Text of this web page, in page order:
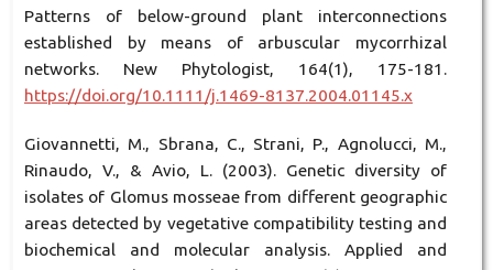
Patterns of below-ground plant interconnections
established by means of arbuscular mycorrhizal
networks. New Phytologist, 164(1), 175-181.
https://doi.org/10.1111/j.1469-8137.2004.01145.x
Giovannetti, M., Sbrana, C., Strani, P., Agnolucci, M.,
Rinaudo, V., & Avio, L. (2003). Genetic diversity of
isolates of Glomus mosseae from different geographic
areas detected by vegetative compatibility testing and
biochemical and molecular analysis. Applied and